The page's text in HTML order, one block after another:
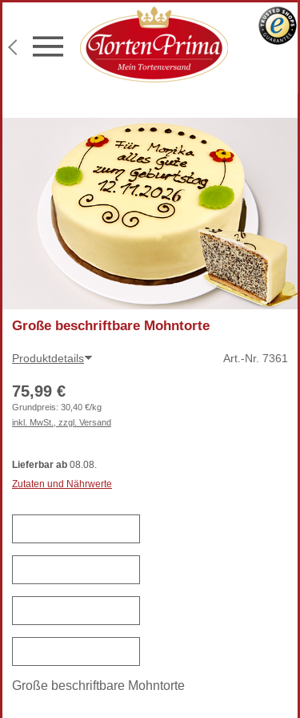
Konditor-Qualität
Torten mit Wunschtext
Lieferung an Wunschadresse
Große beschriftbare Mohntorte
Produktdetails Art.-Nr. 7361
75,99 €
Grundpreis: 30,40 €/kg
inkl. MwSt., zzgl. Versand
Lieferbar ab 08.08.
Zutaten und Nährwerte
Große beschriftbare Mohntorte